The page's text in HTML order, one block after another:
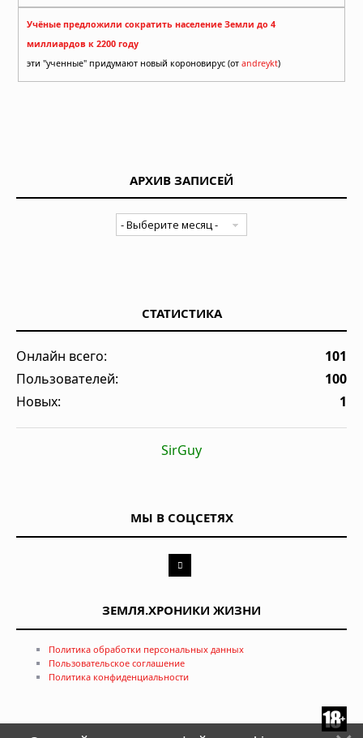
Учёные предложили сократить население Земли до 4
миллиардов к 2200 году
эти "ученные" придумают новый короновирус (от andreykt)
АРХИВ ЗАПИСЕЙ
СТАТИСТИКА
Онлайн всего:
101
Пользователей:
100
Новых:
1
SirGuy
МЫ В СОЦСЕТЯХ
ЗЕМЛЯ.ХРОНИКИ ЖИЗНИ
Политика обработки персональных данных
Пользовательское соглашение
Политика конфиденциальности